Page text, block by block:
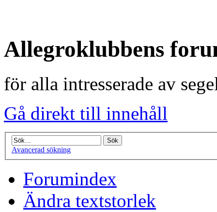
Allegroklubbens
för alla intresserade av
Gå direkt till innehåll
Avancerad sökning
Forumindex
Ändra textstorlek